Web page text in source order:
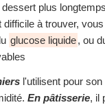
plus
difficile à trouver,
glucose liquide, ou
l'utilisent pour
En pâtisserie, il